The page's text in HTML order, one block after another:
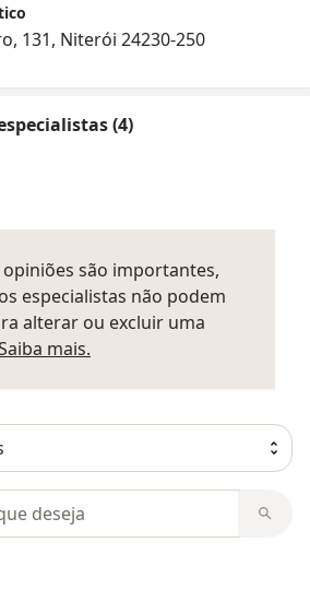
131, Niterói 24230-250
(4)
opiniões são importantes,
especialistas não podem
alterar ou excluir uma
mais.